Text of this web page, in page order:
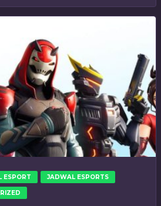
ESPORT JADWAL ESPORTS